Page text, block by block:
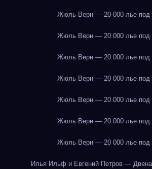
Жюль Верн — 20 000 лье под
Жюль Верн — 20 000 лье под
Жюль Верн — 20 000 лье под
Жюль Верн — 20 000 лье под
Жюль Верн — 20 000 лье под
Жюль Верн — 20 000 лье под
Жюль Верн — 20 000 лье под
Илья Ильф и Евгений Петров —